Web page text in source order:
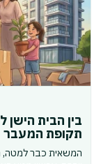
בין הבית
תקופת המעבר
המשאית כבר למטה,